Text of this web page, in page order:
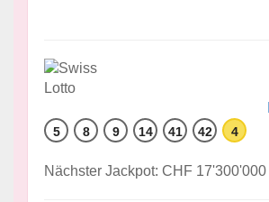
5 8 9 14 41 42 4
Nächster Jackpot: CHF 17'300'000